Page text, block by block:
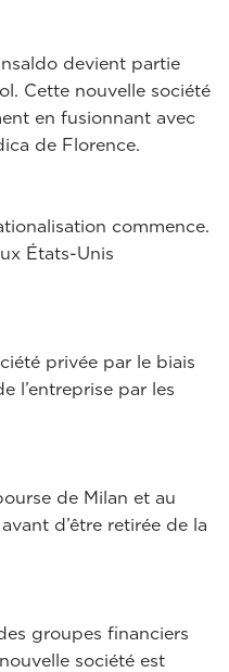
devient partie
Cette nouvelle société
en fusionnant avec
de Florence.
commence.
États-Unis
privée par le biais
l’entreprise par les
de Milan et au
d’être retirée de la
groupes financiers
société est